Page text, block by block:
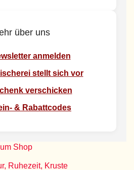
über uns
anmelden
stellt sich vor
verschicken
& Rabattcodes
Shop
Ruhezeit, Kruste